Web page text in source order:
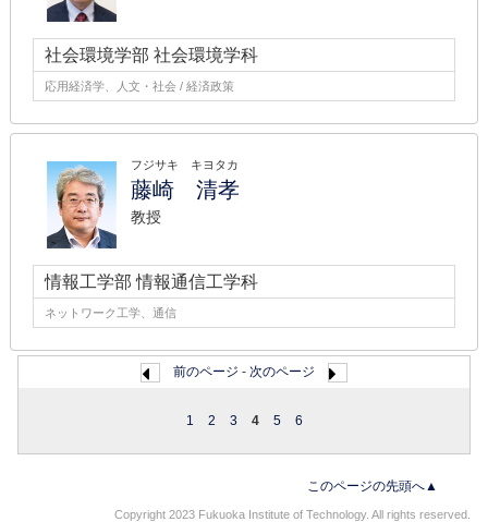
社会環境学部 社会環境学科
応用経済学、人文・社会 / 経済政策
フジサキ キヨタカ
藤崎 清孝
教授
情報工学部 情報通信工学科
ネットワーク工学、通信
前のページ - 次のページ
1 2 3 4 5 6
このページの先頭へ▲
Copyright 2023 Fukuoka Institute of Technology. All rights reserved.